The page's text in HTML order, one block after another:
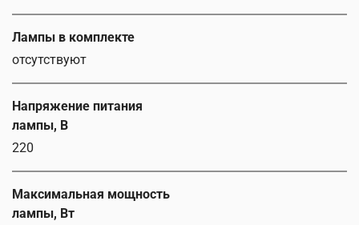
Лампы в комплекте
отсутствуют
Напряжение питания
лампы, В
220
Максимальная мощность
лампы, Вт